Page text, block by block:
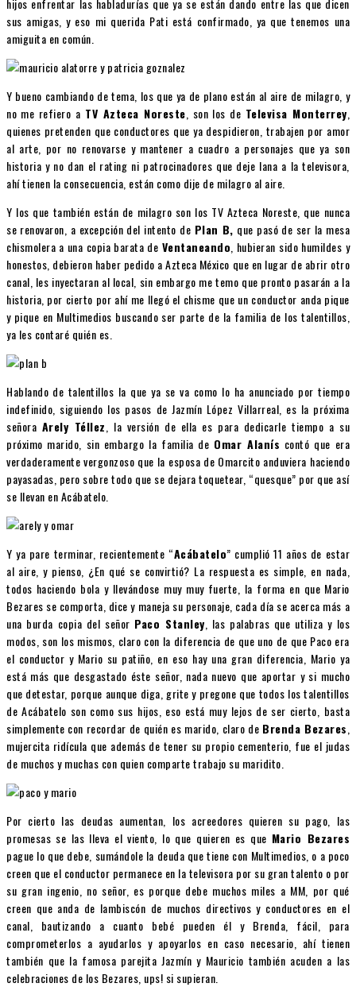
hijos enfrentar las habladurías que ya se están dando entre las que dicen
sus amigas, y eso mi querida Pati está confirmado, ya que tenemos una
amiguita en común.
Y bueno cambiando de tema, los que ya de plano están al aire de milagro, y
no me refiero a TV Azteca Noreste , son los de Televisa Monterrey
quienes pretenden que conductores que ya despidieron, trabajen por amor
al arte, por no renovarse y mantener a cuadro a personajes que ya son
historia y no dan el rating ni patrocinadores que deje lana a la televisora,
ahí tienen la consecuencia, están como dije de milagro al aire.
Y los que también están de milagro son los TV Azteca Noreste, que nunca
se renovaron, a excepción del intento de Plan B, que pasó de ser la mesa
chismolera a una copia barata de Ventaneando , hubieran sido humildes y
honestos, debieron haber pedido a Azteca México que en lugar de abrir otro
canal, les inyectaran al local, sin embargo me temo que pronto pasarán a la
historia, por cierto por ahí me llegó el chisme que un conductor anda pique
y pique en Multimedios buscando ser parte de la familia de los talentillos,
ya les contaré quién es.
Hablando de talentillos la que ya se va como lo ha anunciado por tiempo
indefinido, siguiendo los pasos de Jazmín López Villarreal, es la próxima
señora Arely Téllez , la versión de ella es para dedicarle tiempo a su
próximo marido, sin embargo la familia de Omar Alanís contó que era
verdaderamente vergonzoso que la esposa de Omarcito anduviera haciendo
payasadas, pero sobre todo que se dejara toquetear, “quesque” por que así
se llevan en Acábatelo.
Y ya pare terminar, recientemente “Acábatelo” cumplió 11 años de estar
al aire, y pienso, ¿En qué se convirtió? La respuesta es simple, en nada,
todos haciendo bola y llevándose muy muy fuerte, la forma en que Mario
Bezares se comporta, dice y maneja su personaje, cada día se acerca más a
una burda copia del señor Paco Stanley , las palabras que utiliza y los
modos, son los mismos, claro con la diferencia de que uno de que Paco era
el conductor y Mario su patiño, en eso hay una gran diferencia, Mario ya
está más que desgastado éste señor, nada nuevo que aportar y si mucho
que detestar, porque aunque diga, grite y pregone que todos los talentillos
de Acábatelo son como sus hijos, eso está muy lejos de ser cierto, basta
simplemente con recordar de quién es marido, claro de Brenda Bezares
mujercita ridícula que además de tener su propio cementerio, fue el judas
de muchos y muchas con quien comparte trabajo su maridito.
Por cierto las deudas aumentan, los acreedores quieren su pago, las
promesas se las lleva el viento, lo que quieren es que Mario Bezares
pague lo que debe, sumándole la deuda que tiene con Multimedios, o a poco
creen que el conductor permanece en la televisora por su gran talento o por
su gran ingenio, no señor, es porque debe muchos miles a MM, por qué
creen que anda de lambiscón de muchos directivos y conductores en el
canal, bautizando a cuanto bebé pueden él y Brenda, fácil, para
comprometerlos a ayudarlos y apoyarlos en caso necesario, ahí tienen
también que la famosa parejita Jazmín y Mauricio también acuden a las
celebraciones de los Bezares, ups! si supieran.